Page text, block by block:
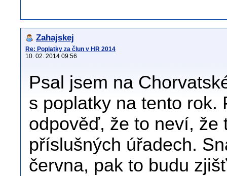
Zahajskej
Re: Poplatky za člun v HR 2014
10. 02. 2014 09:56
Psal jsem na
s poplatky na tento rok.
odpověď, že to neví, že
příslušných úřadech.
června, pak to budu